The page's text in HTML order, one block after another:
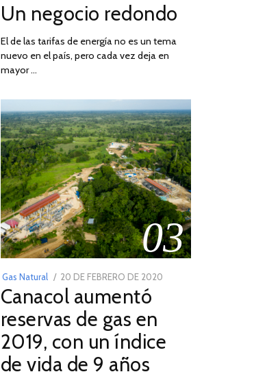
ON
DE
DE
2022
Un negocio redondo
El de las tarifas de energía no es un tema
nuevo en el país, pero cada vez deja en
mayor …
03
Gas Natural
POSTED
ON
20 DE FEBRERO DE 2020
2025
Canacol aumentó
reservas de gas en
2019, con un índice
de vida de 9 años